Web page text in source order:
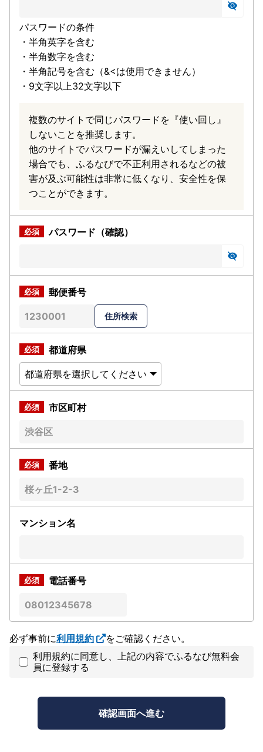
パスワードの条件
・半角英字を含む
・半角数字を含む
・半角記号を含む（&<は使用できません）
・9文字以上32文字以下
複数のサイトで同じパスワードを『使い回し』
しないことを推奨します。
他のサイトでパスワードが漏えいしてしまった
場合でも、ふるなびで不正利用されるなどの被
害が及ぶ可能性は非常に低くなり、安全性を保
つことができます。
パスワード（確認）
郵便番号
都道府県
市区町村
番地
マンション名
電話番号
必ず事前に利用規約
をご確認ください。
利用規約に同意し、上記の内容でふるなび無料会
員に登録する